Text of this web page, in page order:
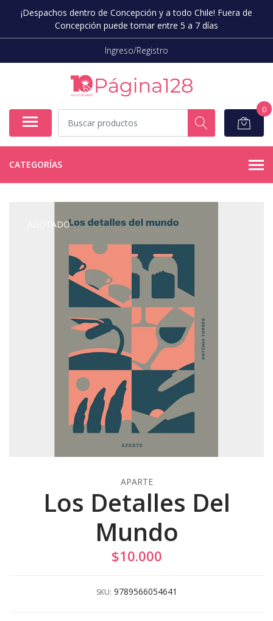
¡Despachos dentro de Concepción y a todo Chile! Fuera de
Concepción puede tomar entre 5 a 7 días
Ingreso/Registro
0
CATEGORÍAS
AGOTADO
APARTE
Los Detalles Del
Mundo
$10.000
SKU: 9789566054641